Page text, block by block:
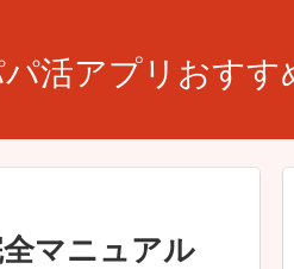
活アプリおす
マニュアル